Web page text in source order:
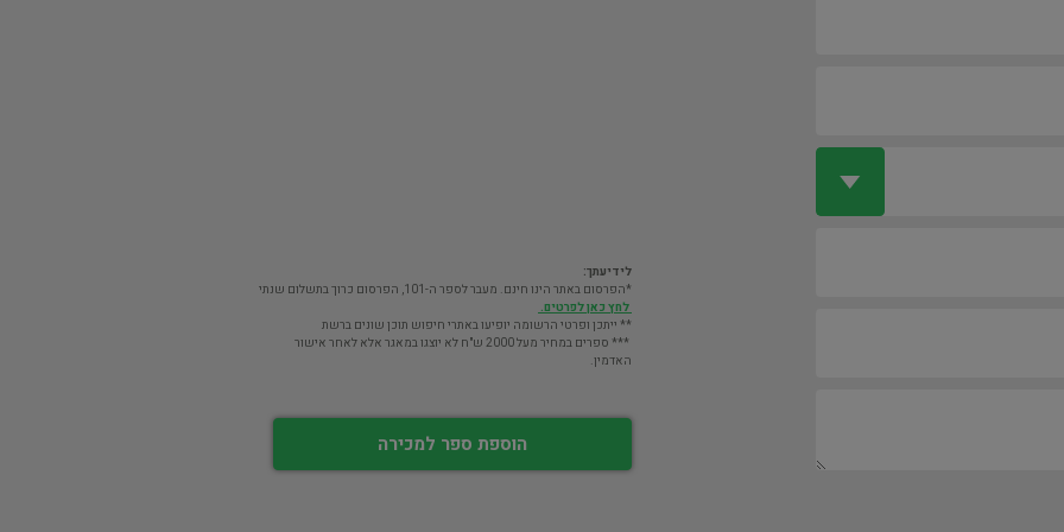
לידיעתך:
*הפרסום באתר הינו חינם. מעבר לספר ה-101, הפרסום כרוך בתשלום שנתי
לחץ כאן לפרטים.
** ייתכן ופרטי הרשומה יופיעו באתרי חיפוש תוכן שונים ברשת
*** ספרים במחיר מעל 2000 ש"ח לא יוצגו במאגר אלא לאחר אישור
האדמין.
הוספת ספר למכירה